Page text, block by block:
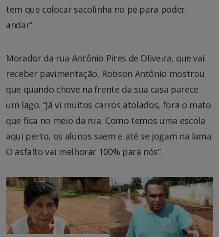
tem que colocar sacolinha no pé para poder
andar”.
Morador da rua Antônio Pires de Oliveira, que vai
receber pavimentação, Robson Antônio mostrou
que quando chove na frente da sua casa parece
um lago. “Já vi muitos carros atolados, fora o mato
que fica no meio da rua. Como temos uma escola
aqui perto, os alunos saem e até se jogam na lama.
O asfalto vai melhorar 100% para nós”.